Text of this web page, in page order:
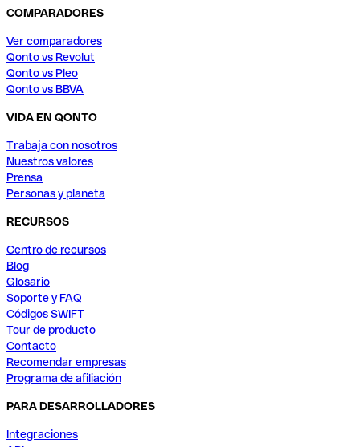
COMPARADORES
Ver comparadores
Qonto vs Revolut
Qonto vs Pleo
Qonto vs BBVA
VIDA EN QONTO
Trabaja con nosotros
Nuestros valores
Prensa
Personas y planeta
RECURSOS
Centro de recursos
Blog
Glosario
Soporte y FAQ
Códigos SWIFT
Tour de producto
Contacto
Recomendar empresas
Programa de afiliación
PARA DESARROLLADORES
Integraciones